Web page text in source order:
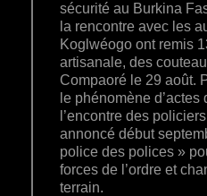
sécurité au Burkina
la rencontre avec les
Koglwéogo ont remis
artisanale, des
Compaoré le 29 août.
le phénomène
l’encontre des
annoncé début
police des polices »
forces de l’ordre et
terrain.